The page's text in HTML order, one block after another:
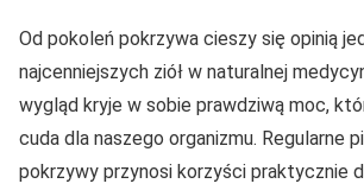
Od pokoleń pokrzywa cieszy się opinią
najcenniejszych ziół w naturalnej
wygląd kryje w sobie prawdziwą moc,
cuda dla naszego organizmu. Regularne
pokrzywy przynosi korzyści praktycznie